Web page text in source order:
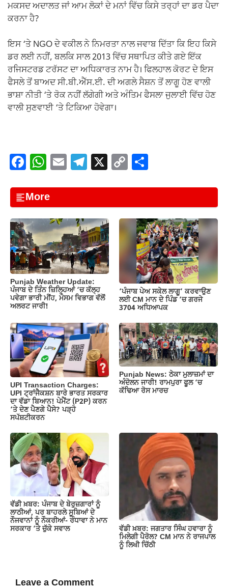
ਮਕਸਦ ਅਦਾਲਤ ਜਾਂ ਆਮ ਲੋਕਾਂ ਦੇ ਮਨਾਂ ਵਿੱਚ ਕਿਸੇ ਤਰ੍ਹਾਂ ਦਾ ਡਰ ਪੈਦਾ
ਕਰਨਾ ਹੈ?
ਇਸ ‘ਤੇ NGO ਦੇ ਵਕੀਲ ਨੇ ਨਿਮਰਤਾ ਨਾਲ ਜਵਾਬ ਦਿੱਤਾ ਕਿ ਇਹ ਕਿਸੇ
ਡਰ ਲਈ ਨਹੀਂ, ਬਲਕਿ ਸਾਲ 2013 ਵਿੱਚ ਸਥਾਪਿਤ ਕੀਤੇ ਗਏ ਇੱਕ
ਰਜਿਸਟਰਡ ਟਰੱਸਟ ਦਾ ਅਧਿਕਾਰਤ ਨਾਮ ਹੈ। ਫਿਲਹਾਲ ਕੋਰਟ ਦੇ ਇਸ
ਫੈਸਲੇ ਤੋਂ ਬਾਅਦ ਸੀ.ਬੀ.ਐੱਸ.ਈ. ਦੀ ਅਗਲੇ ਸੈਸ਼ਨ ਤੋਂ ਲਾਗੂ ਹੋਣ ਵਾਲੀ
ਭਾਸ਼ਾ ਨੀਤੀ ‘ਤੇ ਰੋਕ ਨਹੀਂ ਲੱਗੇਗੀ ਅਤੇ ਅੰਤਿਮ ਫੈਸਲਾ ਜੁਲਾਈ ਵਿੱਚ ਹੋਣ
ਵਾਲੀ ਸੁਣਵਾਈ ‘ਤੇ ਟਿਕਿਆ ਹੋਵੇਗਾ।
F
c
e
b
o
o
k
W
at
s
A
p
p
E
ail
T
e
gr
a
m
X C
p
y
Li
n
k
ar
e
More
Punjab Weather Update:
ਪੰਜਾਬ ਦੇ ਤਿੰਨ ਜ਼‍ਿਲ੍ਹਿਆਂ ‘ਚ ਕੱਲ੍ਹ
ਪਵੇਗਾ ਭਾਰੀ ਮੀਂਹ, ਮੌਸਮ ਵਿਭਾਗ ਵੱਲੋਂ
ਅਲਰਟ ਜਾਰੀ!
‘ਪੰਜਾਬ ਪੇਅ ਸਕੇਲ ਲਾਗੂ’ ਕਰਵਾਉਣ
ਲਈ CM ਮਾਨ ਦੇ ਪਿੰਡ ‘ਚ ਗਰਜੇ
3704 ਅਧਿਆਪਕ
UPI Transaction Charges:
UPI ਟ੍ਰਾਂਜੈਕਸ਼ਨ ਬਾਰੇ ਭਾਰਤ ਸਰਕਾਰ
ਦਾ ਵੱਡਾ ਬਿਆਨ! ਪੇਮੈਂਟ (P2P) ਕਰਨ
‘ਤੇ ਦੇਣ ਪੈਣਗੇ ਪੈਸੇ? ਪੜ੍ਹੋ
ਸਪੱਸ਼ਟੀਕਰਨ
Punjab News: ਠੇਕਾ ਮੁਲਾਜ਼ਮਾਂ ਦਾ
ਅੰਦੋਲਨ ਜਾਰੀ! ਰਾਮਪੁਰਾ ਫੂਲ ‘ਚ
ਕੱਢਿਆ ਰੋਸ ਮਾਰਚ
ਵੱਡੀ ਖ਼ਬਰ: ਪੰਜਾਬ ਦੇ ਬੇਰੁਜ਼ਗਾਰਾਂ ਨੂੰ
ਲਾਠੀਆਂ, ਪਰ ਬਾਹਰਲੇ ਸੂਬਿਆਂ ਦੇ
ਨੌਜਵਾਨਾਂ ਨੂੰ ਨੌਕਰੀਆਂ- ਰੰਧਾਵਾ ਨੇ ਮਾਨ
ਸਰਕਾਰ ‘ਤੇ ਚੁੱਕੇ ਸਵਾਲ
ਵੱਡੀ ਖ਼ਬਰ: ਜਗਤਾਰ ਸਿੰਘ ਹਵਾਰਾ ਨੂੰ
ਮਿਲੇਗੀ ਪੈਰੋਲ? CM ਮਾਨ ਨੇ ਰਾਜਪਾਲ
ਨੂੰ ਲਿਖੀ ਚਿੱਠੀ
Leave a Comment